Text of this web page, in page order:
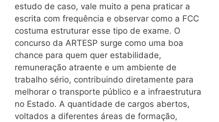
estudo de caso, vale muito a pena praticar a
escrita com frequência e observar como a FCC
costuma estruturar esse tipo de exame. O
concurso da ARTESP surge como uma boa
chance para quem quer estabilidade,
remuneração atraente e um ambiente de
trabalho sério, contribuindo diretamente para
melhorar o transporte público e a infraestrutura
no Estado. A quantidade de cargos abertos,
voltados a diferentes áreas de formação,